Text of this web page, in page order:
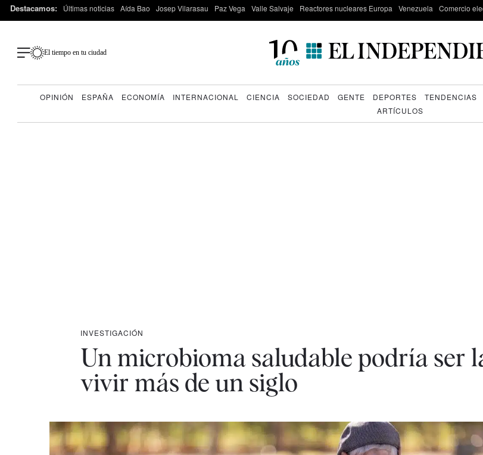
Destacamos: Últimas noticias Aída Bao Josep Vilarasau Paz Vega Valle Salvaje Reactores nucleares Europa Venezuela Comercio
El tiempo en tu ciudad
OPINIÓN ESPAÑA ECONOMÍA INTERNACIONAL CIENCIA SOCIEDAD GENTE DEPORTES TENDENCIAS
ARTÍCULOS
INVESTIGACIÓN
Un microbioma saludable podría ser
vivir más de un siglo